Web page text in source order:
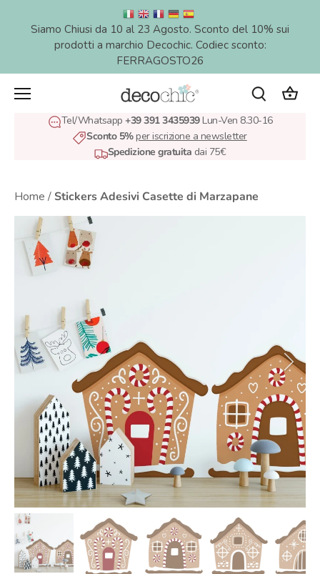
Siamo Chiusi da 10 al 23 Agosto. Sconto del 10% sui
prodotti a marchio Decochic. Codiec sconto:
FERRAGOSTO26
Tel/Whatsapp +39 391 3435939Lun-Ven 8.30-16
Sconto 5%per iscrizione a newsletter
Spedizione gratuita dai 75€
Home / Stickers Adesivi Casette di Marzapane